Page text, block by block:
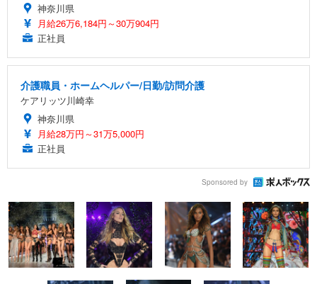
神奈川県
月給26万6,184円～30万904円
正社員
介護職員・ホームヘルパー/日勤/訪問介護
ケアリッツ川崎幸
神奈川県
月給28万円～31万5,000円
正社員
Sponsored by